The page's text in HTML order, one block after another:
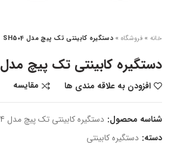
خانه »فروشگاه »دستگیره کابینتی تک پیچ مدل SH504
دستگیره کابینتی تک پیچ مدل SH504
افزودن به علاقه مندی ها مقایسه
شناسه محصول: دستگیره کابینتی تک پیچ مدل SH504
دسته: دستگیره کابینتی